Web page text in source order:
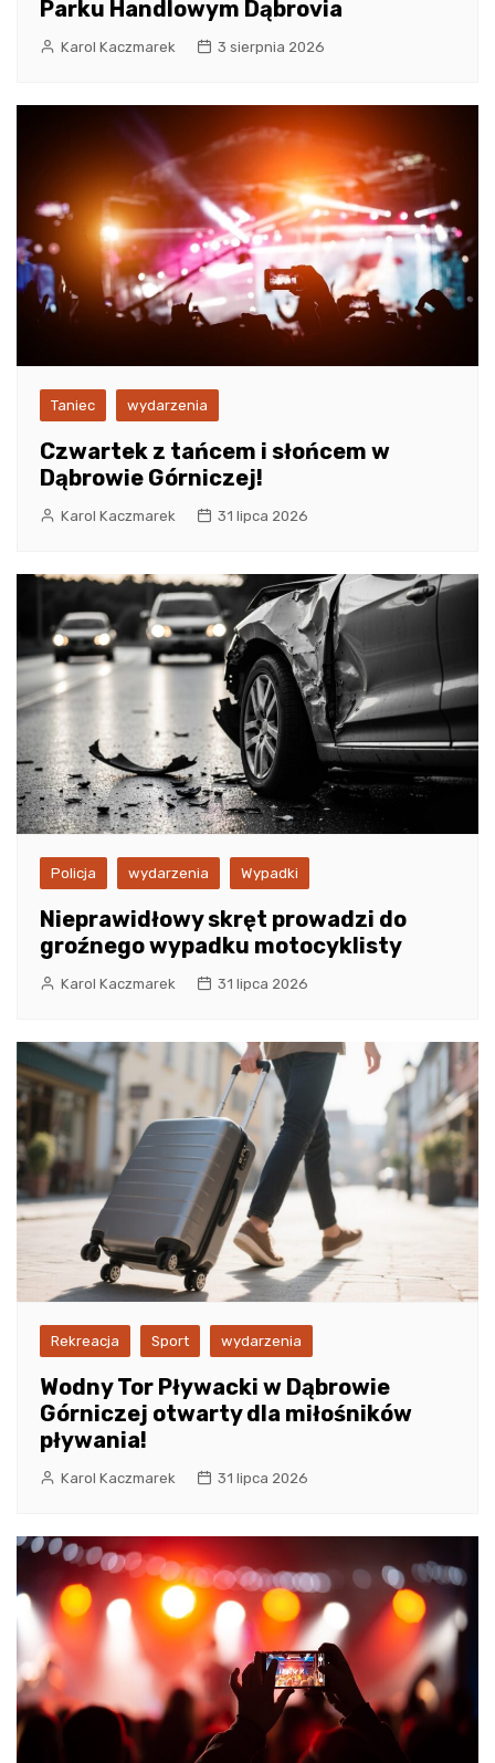
Parku Handlowym Dąbrovia
Karol Kaczmarek 3 sierpnia 2026
Taniec wydarzenia
Czwartek z tańcem i słońcem w
Dąbrowie Górniczej!
Karol Kaczmarek 31 lipca 2026
Policja wydarzenia Wypadki
Nieprawidłowy skręt prowadzi do
groźnego wypadku motocyklisty
Karol Kaczmarek 31 lipca 2026
Rekreacja Sport wydarzenia
Wodny Tor Pływacki w Dąbrowie
Górniczej otwarty dla miłośników
pływania!
Karol Kaczmarek 31 lipca 2026